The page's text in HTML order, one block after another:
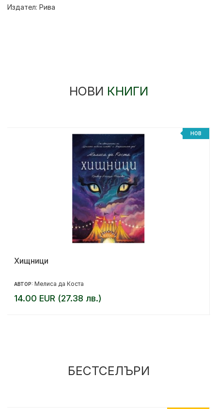
Издател: Рива
НОВИ КНИГИ
НОВ
Хищници
АВТОР: Мелиса да Коста
14.00 EUR (27.38 лв.)
БЕСТСЕЛЪРИ